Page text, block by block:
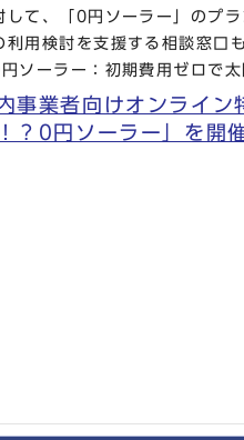
して、「0円ソーラー」のプ
利用検討を支援する相談窓口
ソーラー：初期費用ゼロで
事業者向けオンライン
？0円ソーラー」を開